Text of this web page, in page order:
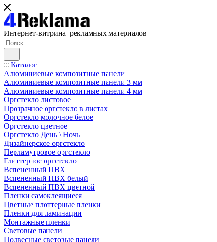
Интернет-витрина рекламных материалов
Каталог
Алюминиевые композитные панели
Алюминиевые композитные панели 3 мм
Алюминиевые композитные панели 4 мм
Оргстекло листовое
Прозрачное оргстекло в листах
Оргстекло молочное белое
Оргстекло цветное
Оргстекло День \ Ночь
Дизайнерское оргстекло
Перламутровое оргстекло
Глиттерное оргстекло
Вспененный ПВХ
Вспененный ПВХ белый
Вспененный ПВХ цветной
Пленки самоклеящиеся
Цветные плоттерные пленки
Пленки для ламинации
Монтажные пленки
Световые панели
Подвесные световые панели